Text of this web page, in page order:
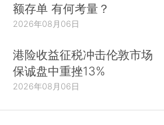
额存单 有何考量？
2026年08月06日
港险收益征税冲击伦敦市场
保诚盘中重挫13%
2026年08月06日